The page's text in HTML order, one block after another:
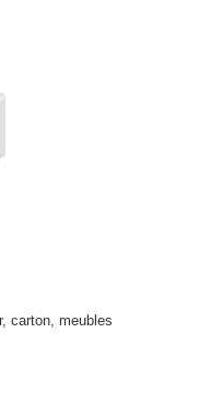
carton, meubles